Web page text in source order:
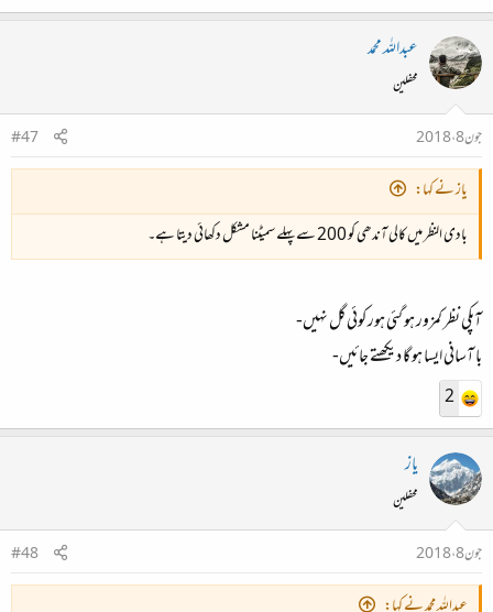
عبداللہ محمد
محفلین
جون 8، 2018
#47
یاز نے کہا:
بادی النظر میں کالی آندھی کو 200 سے پہلے سمیٹنا مشکل دکھائی دیتا ہے۔
آپکی نظر کمزور ہو گئی ہور کوئی گل نہیں-
با آسانی ایسا ہو گا دیکھتے جائیں-
2
یاز
محفلین
جون 8، 2018
#48